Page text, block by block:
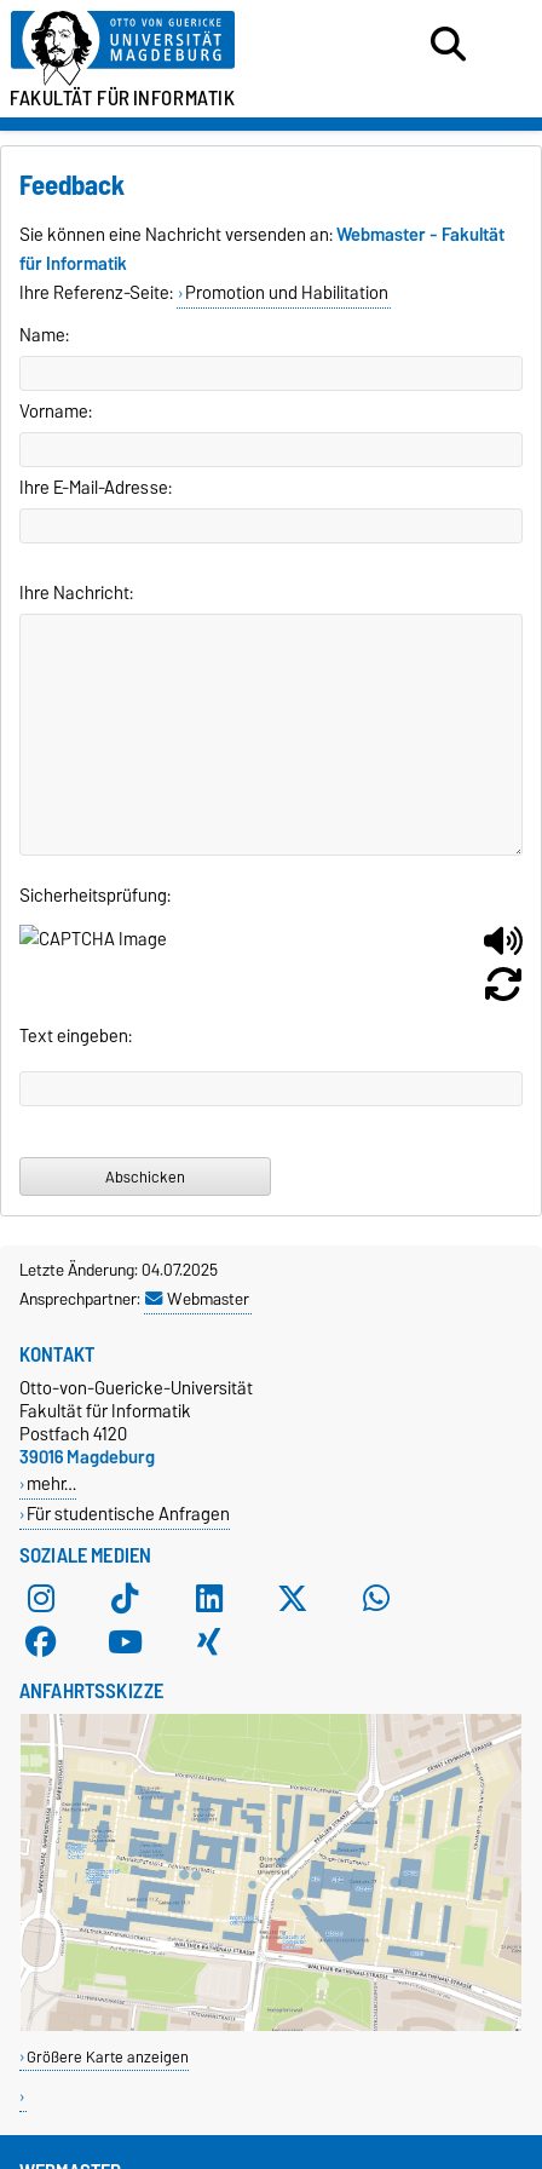
FAKULTÄT FÜRINFORMATIK
Feedback
Sie können eine Nachricht versenden an:Webmaster - Fakultät
für Informatik
Ihre Referenz-Seite: Promotion und Habilitation
Name:
Vorname:
Ihre E-Mail-Adresse:
Ihre Nachricht:
Sicherheitsprüfung:
Text eingeben:
Letzte Änderung: 04.07.2025
Ansprechpartner:
Webmaster
SOZIALE MEDIEN
KONTAKT
Otto-von-Guericke-Universität
Fakultät für Informatik
Postfach 4120
39016 Magdeburg
mehr…
Für studentische Anfragen
ANFAHRTSSKIZZE
Größere Karte anzeigen